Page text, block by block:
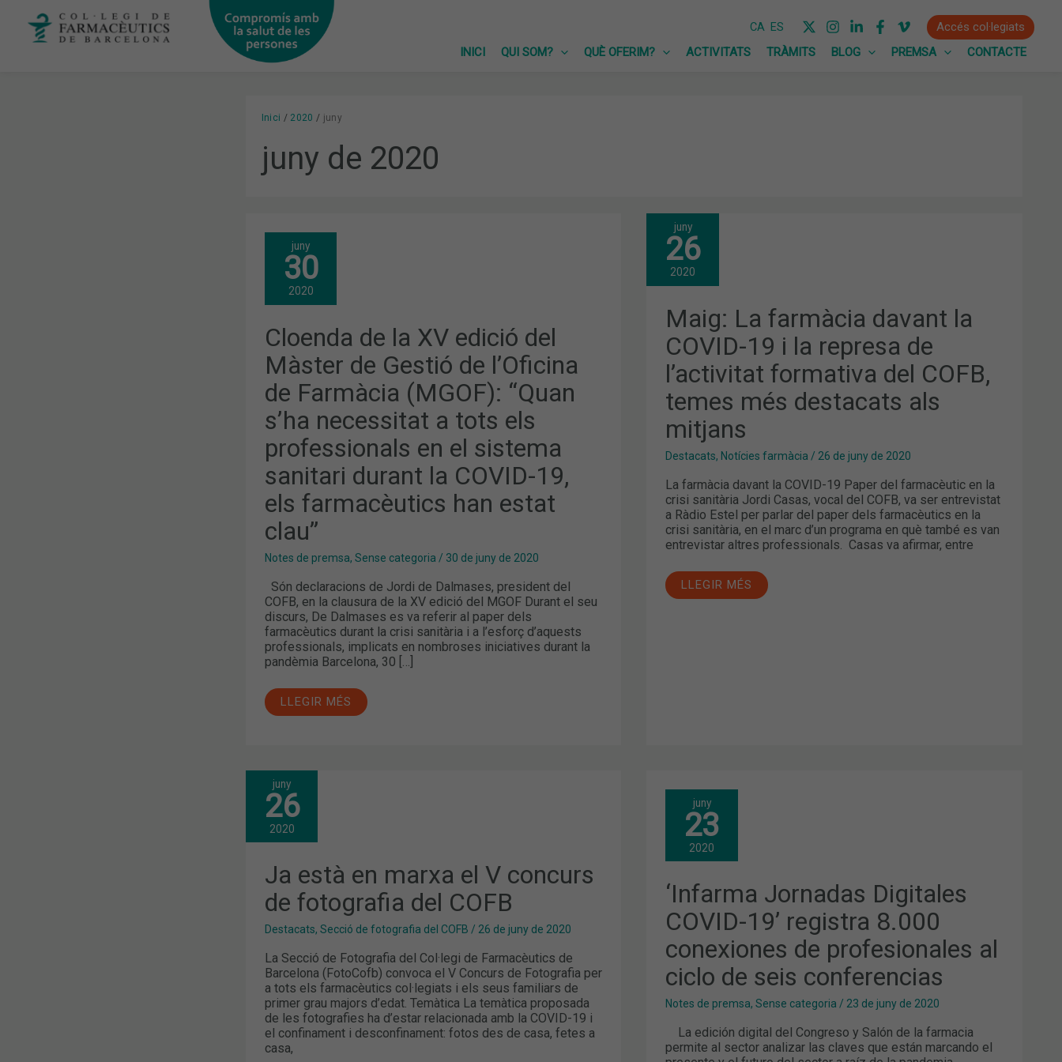
CA ES
Accés col·legiats
INICI
QUI SOM? QUÈ OFERIM? ACTIVITATS TRÀMITS BLOG PREMSA CONTACTE
Inici 2020 juny
juny de 2020
juny
30
2020
Cloenda de la XV edició del
Màster de Gestió de l’Oficina
de Farmàcia (MGOF): “Quan
s’ha necessitat a tots els
professionals en el sistema
sanitari durant la COVID-19,
els farmacèutics han estat
clau”
Notes de premsa, Sense categoria / 30 de juny de 2020
Són declaracions de Jordi de Dalmases, president del
COFB, en la clausura de la XV edició del MGOF Durant el seu
discurs, De Dalmases es va referir al paper dels
farmacèutics durant la crisi sanitària i a l’esforç d’aquests
professionals, implicats en nombroses iniciatives durant la
pandèmia Barcelona, 30 […]
CLOENDA
DE
LA
XV
EDICIÓ
DEL
MÀSTER
GESTIÓ
DE
L’OFICINA
DE
(MGOF):
“QUAN
S’HA
NECESSITAT
TOTS
PROFESSIONALS
EN
EL
SISTEMA
SANITARI
DURANT
COVID-
ELS
FARMACÈUTICS
HAN
ESTAT
CLAU”
LLEGIR MÉS
juny
26
2020
Maig: La farmàcia davant la
COVID-19 i la represa de
l’activitat formativa del COFB,
temes més destacats als
mitjans
Destacats, Notícies farmàcia / 26 de juny de 2020
La farmàcia davant la COVID-19 Paper del farmacèutic en la
crisi sanitària Jordi Casas, vocal del COFB, va ser entrevistat
a Ràdio Estel per parlar del paper dels farmacèutics en la
crisi sanitària, en el marc d’un programa en què també es van
entrevistar altres professionals. Casas va afirmar, entre
MAIG:
LA
FARMÀCIA
DAVANT
LA
19
I
LA
REPRESA
DE
L’ACTIVITAT
FORMATIVA
COFB,
TEMES
MÉS
DESTACATS
ALS
MITJANS
LLEGIR MÉS
juny
26
2020
Ja està en marxa el V concurs
de fotografia del COFB
Destacats, Secció de fotografia del COFB / 26 de juny de 2020
La Secció de Fotografia del Col·legi de Farmacèutics de
Barcelona (FotoCofb) convoca el V Concurs de Fotografia per
a tots els farmacèutics col·legiats i els seus familiars de
primer grau majors d’edat. Temàtica La temàtica proposada
de les fotografies ha d’estar relacionada amb la COVID-19 i
el confinament i desconfinament: fotos des de casa, fetes a
casa,
JA
ESTÀ
EN
MARXA
EL
CONCURS
DE
FOTOGRAFIA
DEL
COFB
juny
23
2020
‘Infarma Jornadas Digitales
COVID-19’ registra 8.000
conexiones de profesionales al
ciclo de seis conferencias
Notes de premsa,Sense categoria / 23 de juny de 2020
La edición digital del Congreso y Salón de la farmacia
permite al sector analizar las claves que están marcando el
‘INFARMA
JORNADAS
DIGITALES
COVID-
19’
REGISTRA
8.000
DE
PROFESIONALES
AL
CICLO
SEIS
CONFERENCIAS